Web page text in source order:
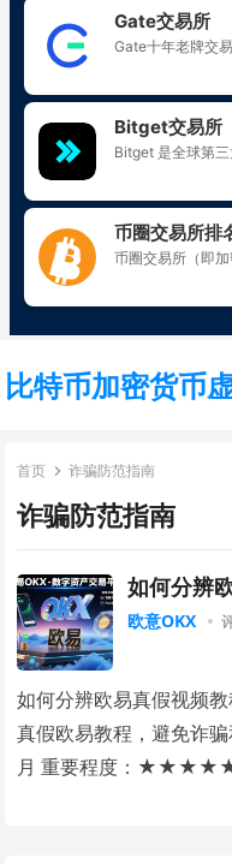
比特币加密货币
首页 诈骗防范指南
诈骗防范指南
如何分辨
欧意OKX
如何分辨欧易真假视频
真假欧易教程，避免诈
月 重要程度：★★★★★